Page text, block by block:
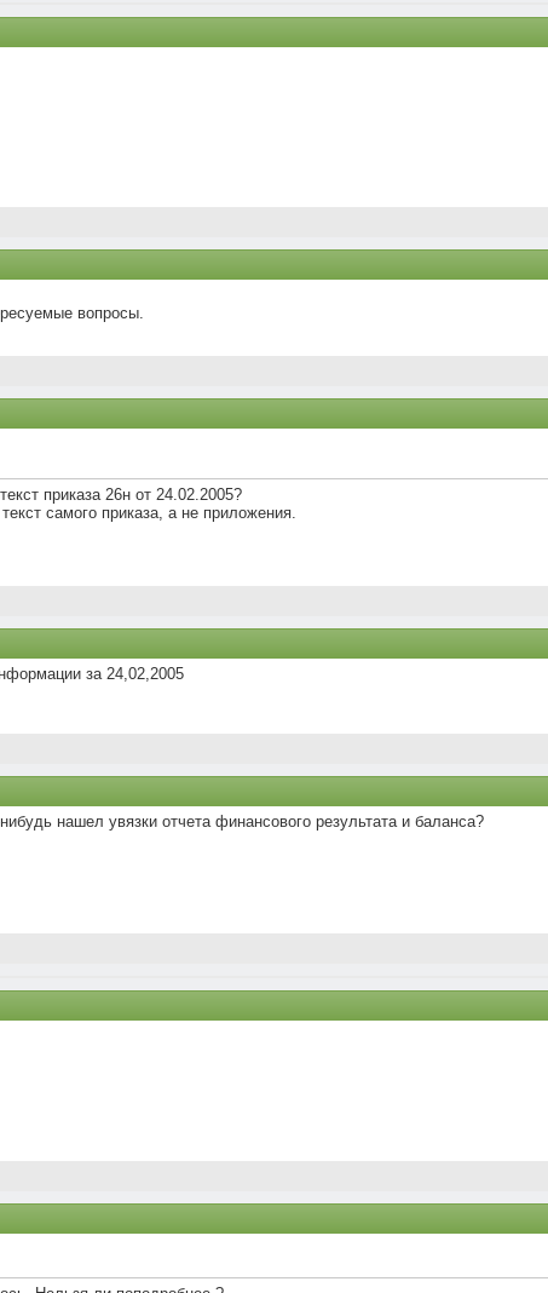
вопросы.
приказа 26н от 24.02.2005?
самого приказа, а не приложения.
за 24,02,2005
нашел увязки отчета финансового результата и баланса?